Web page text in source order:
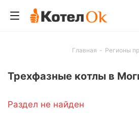
Главная - Регионы
Трехфазные котлы в
Раздел не найден